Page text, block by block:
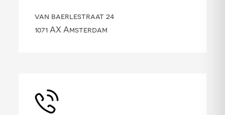
van baerlestraat 24
1071 AX Amsterdam